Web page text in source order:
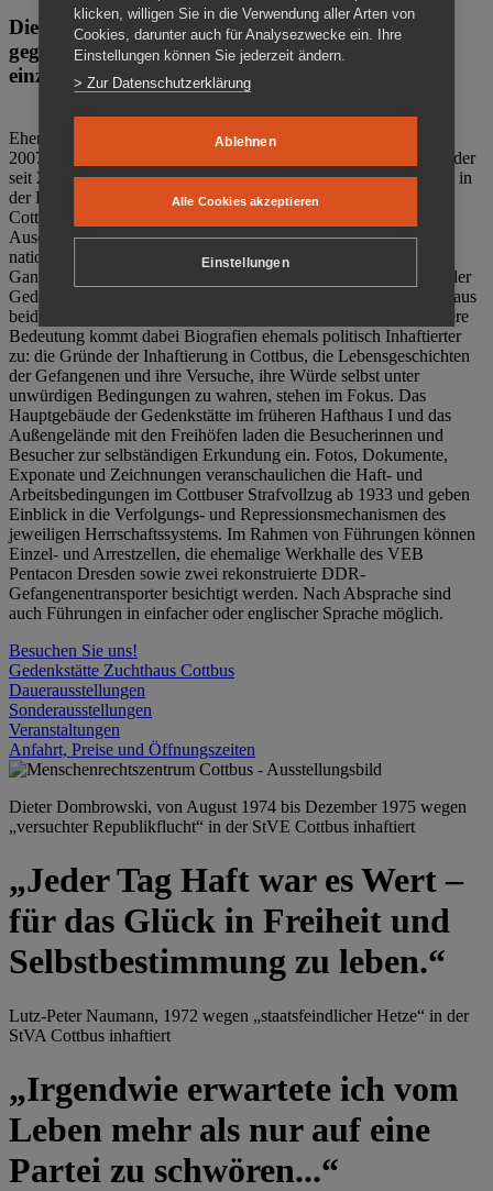
Die Gedenkstätte Zuchthaus Cottbus ist ein Ort
gegen das Vergessen. Anschaulich, nah und
einzigartig.
Ehemalige politische Häftlinge der DDR gründeten im Oktober
2007 den Verein Menschenrechtszentrum Cottbus e. V. (MRZ), der
seit 2011 Eigentümer des ehemaligen Gefängnisses (1860-2002) in
der Bautzener Straße und Träger der Gedenkstätte Zuchthaus
Cottbus ist. Im Zentrum der Arbeit der Gedenkstätte steht die
Auseinandersetzung mit politischem Unrecht während der
nationalsozialistischen Terrorherrschaft und der SED-Diktatur.
Ganzjährig zeigen mehrere Dauer- und Sonderausstellungen in der
Gedenkstätte Zuchthaus Cottbus Beispiele politischen Unrechts aus
beiden deutschen Diktaturen des 20. Jahrhunderts. Eine besondere
Bedeutung kommt dabei Biografien ehemals politisch Inhaftierter
zu: die Gründe der Inhaftierung in Cottbus, die Lebensgeschichten
der Gefangenen und ihre Versuche, ihre Würde selbst unter
unwürdigen Bedingungen zu wahren, stehen im Fokus. Das
Hauptgebäude der Gedenkstätte im früheren Hafthaus I und das
Außengelände mit den Freihöfen laden die Besucherinnen und
Besucher zur selbständigen Erkundung ein. Fotos, Dokumente,
Exponate und Zeichnungen veranschaulichen die Haft- und
Arbeitsbedingungen im Cottbuser Strafvollzug ab 1933 und geben
Einblick in die Verfolgungs- und Repressionsmechanismen des
jeweiligen Herrschaftssystems. Im Rahmen von Führungen können
Einzel- und Arrestzellen, die ehemalige Werkhalle des VEB
Pentacon Dresden sowie zwei rekonstruierte DDR-
Gefangenentransporter besichtigt werden. Nach Absprache sind
auch Führungen in einfacher oder englischer Sprache möglich.
Besuchen Sie uns!
Gedenkstätte Zuchthaus Cottbus
Dauerausstellungen
Sonderausstellungen
Veranstaltungen
Anfahrt, Preise und Öffnungszeiten
Dieter Dombrowski, von August 1974 bis Dezember 1975 wegen
„versuchter Republikflucht“ in der StVE Cottbus inhaftiert
„Jeder Tag Haft war es Wert –
für das Glück in Freiheit und
Selbstbestimmung zu leben.“
Lutz-Peter Naumann, 1972 wegen „staatsfeindlicher Hetze“ in der
StVA Cottbus inhaftiert
„Irgendwie erwartete ich vom
Leben mehr als nur auf eine
Partei zu schwören...“
klicken, willigen Sie in die Verwendung aller Arten von
Cookies, darunter auch für Analysezwecke ein. Ihre
Einstellungen können Sie jederzeit ändern.
> Zur Datenschutzerklärung
Ablehnen
Alle Cookies akzeptieren
Einstellungen